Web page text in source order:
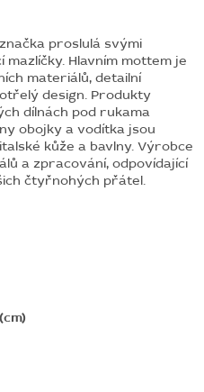
proslulá svými
Hlavním mottem je
materiálů, detailní
design. Produkty
dílnách pod rukama
obojky a vodítka jsou
kůže a bavlny. Výrobce
a zpracování, odpovídající
čtyřnohých přátel.